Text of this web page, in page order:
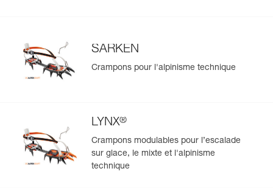
SARKEN
Crampons pour l'alpinisme technique
LYNX®
Crampons modulables pour l’escalade
sur glace, le mixte et l'alpinisme
technique